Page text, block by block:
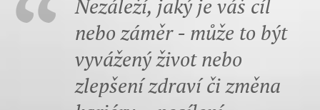
Nezáleží, jaký je váš cíl
nebo záměr - může to být
vyvážený život nebo
zlepšení zdraví či změna